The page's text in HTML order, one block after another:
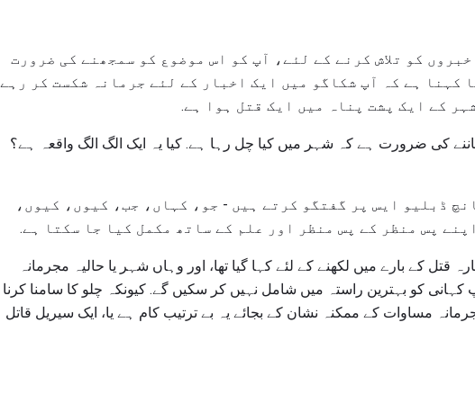
کو تلاش کرنے کے لئے، آپ کو اس موضوع کو سمجھنے کی ضرورت
کہنا ہے کہ آپ شکاگو میں ایک اخبار کے لئے جرمانہ شکست کر رہے
کے ایک پشت پناہ میں ایک قتل ہوا ہے.
کی ضرورت ہے کہ شہر میں کیا چل رہا ہے. کیا یہ ایک الگ الگ واقعہ ہے؟
ڈبلیو ایس پر گفتگو کرتے ہیں - جو، کہاں، جب، کیوں، کیوں،
پس منظر کے پس منظر اور علم کے ساتھ مکمل کیا جا سکتا ہے.
کے بارے میں لکھنے کے لئے کہا گیا تھا، اور وہاں شہر یا حالیہ مجرمانہ
کہانی کو بہترین راستہ میں شامل نہیں کر سکیں گے. کیونکہ چلو کا سامنا کرنا
مساوات کے ممکنہ نشان کے بجائے یہ بے ترتیب کام ہے یا، ایک سیریل قاتل